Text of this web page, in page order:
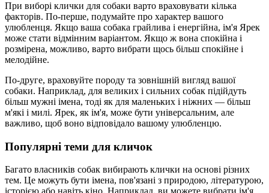
При виборі клички для собаки варто враховувати кілька
факторів. По-перше, подумайте про характер вашого
улюбленця. Якщо ваша собака грайлива і енергійна, ім'я Ярек
може стати відмінним варіантом. Якщо ж вона спокійна і
розмірена, можливо, варто вибрати щось більш спокійне і
мелодійне.
По-друге, враховуйте породу та зовнішній вигляд вашої
собаки. Наприклад, для великих і сильних собак підійдуть
більш мужні імена, тоді як для маленьких і ніжних — більш
м'які і милі. Ярек, як ім'я, може бути універсальним, але
важливо, щоб воно відповідало вашому улюбленцю.
Популярні теми для кличок
Багато власників собак вибирають клички на основі різних
тем. Це можуть бути імена, пов'язані з природою, літературою,